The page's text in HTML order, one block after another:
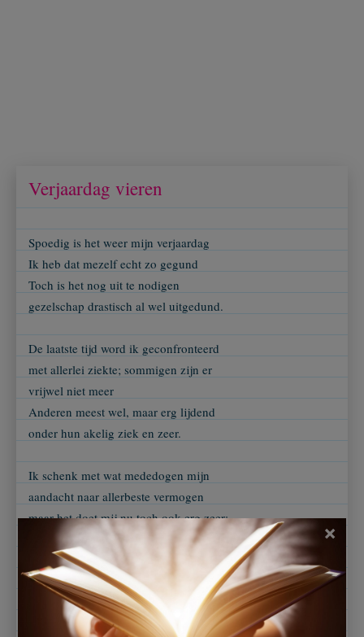
Verjaardag vieren
Spoedig is het weer mijn verjaardag
Ik heb dat mezelf echt zo gegund
Toch is het nog uit te nodigen
gezelschap drastisch al wel uitgedund.
De laatste tijd word ik geconfronteerd
met allerlei ziekte; sommigen zijn er
vrijwel niet meer
Anderen meest wel, maar erg lijdend
onder hun akelig ziek en zeer.
Ik schenk met wat mededogen mijn
aandacht naar allerbeste vermogen
maar het doet mij nu toch ook erg zeer:
Een vreugdevolle gebeurtenis als een
verjaardag, vier ik die straksjes niet meer?
Dakoyria, 2015.
×